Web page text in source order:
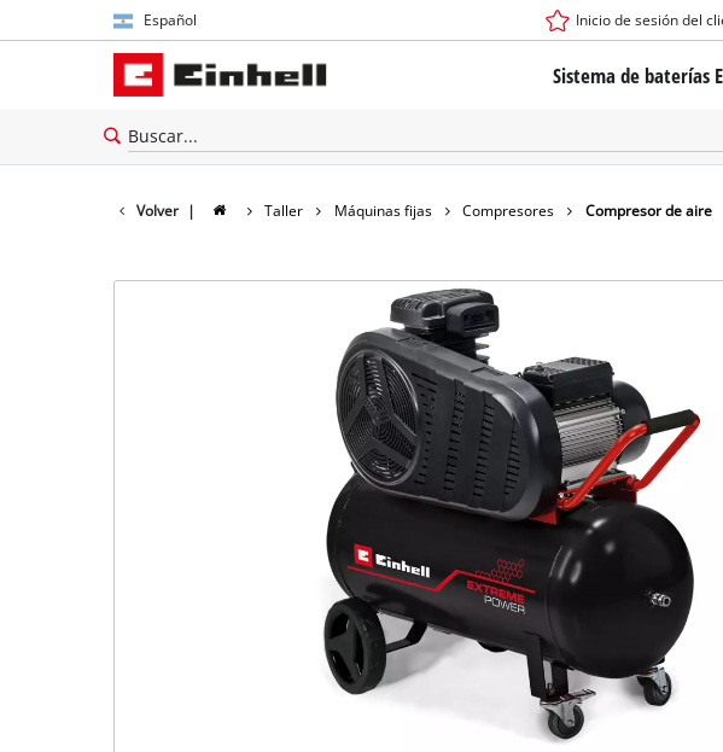
Español
Español
English
Inicio de sesión del
Sistema de baterías
El sistema de baterías
Sobre Einhell
Todos los dispositivos
Herramientas eléctricas
Herramientas de jardín
Todos los productos
Herramientas Power X-
Herramientas de
Volver | Taller Máquinas fijas Compresores Compresor de aire